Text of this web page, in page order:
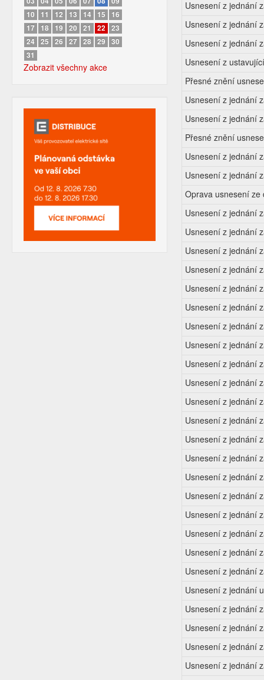
10
11 12 13 14 15
16
17 18 19 20 21 22
23
24
25 26 27 28 29
30
31
Zobrazit všechny akce
Usnesení z jednání
Usnesení z jednání
Usnesení z jednání
Usnesení z
Přesné znění
Usnesení z jednání
Usnesení z jednání
Přesné znění
Usnesení z jednání
Usnesení z jednání
Oprava usnesení ze
Usnesení z jednání
Usnesení z jednání
Usnesení z jednání
Usnesení z jednání
Usnesení z jednání
Usnesení z jednání
Usnesení z jednání
Usnesení z jednání
Usnesení z jednání
Usnesení z jednání
Usnesení z jednání
Usnesení z jednání
Usnesení z jednání
Usnesení z jednání
Usnesení z jednání
Usnesení z jednání
Usnesení z jednání
Usnesení z jednání
Usnesení z jednání
Usnesení z jednání
Usnesení z jednání
Usnesení z jednání
Usnesení z jednání
Usnesení z jednání
Usnesení z jednání